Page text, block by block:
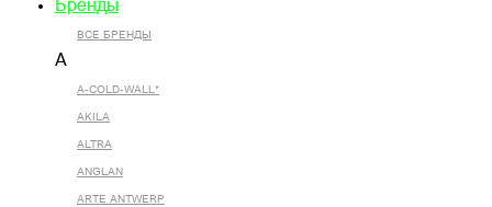
Бренды
ВСЕ БРЕНДЫ
A
A-COLD-WALL*
AKILA
ALTRA
ANGLAN
ARTE ANTWERP